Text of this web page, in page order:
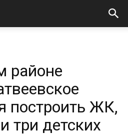
районе
построить ЖК,
три детских